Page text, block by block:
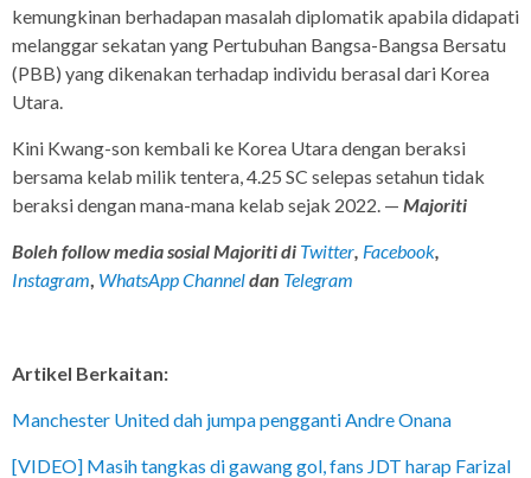
kemungkinan berhadapan masalah diplomatik apabila didapati
melanggar sekatan yang Pertubuhan Bangsa-Bangsa Bersatu
(PBB) yang dikenakan terhadap individu berasal dari Korea
Utara.
Kini Kwang-son kembali ke Korea Utara dengan beraksi
bersama kelab milik tentera, 4.25 SC selepas setahun tidak
beraksi dengan mana-mana kelab sejak 2022. — Majoriti
Boleh follow media sosial Majoriti di Twitter Facebook
Instagram WhatsApp Channeldan Telegram
Artikel Berkaitan:
Manchester United dah jumpa pengganti Andre Onana
[VIDEO] Masih tangkas di gawang gol, fans JDT harap Farizal